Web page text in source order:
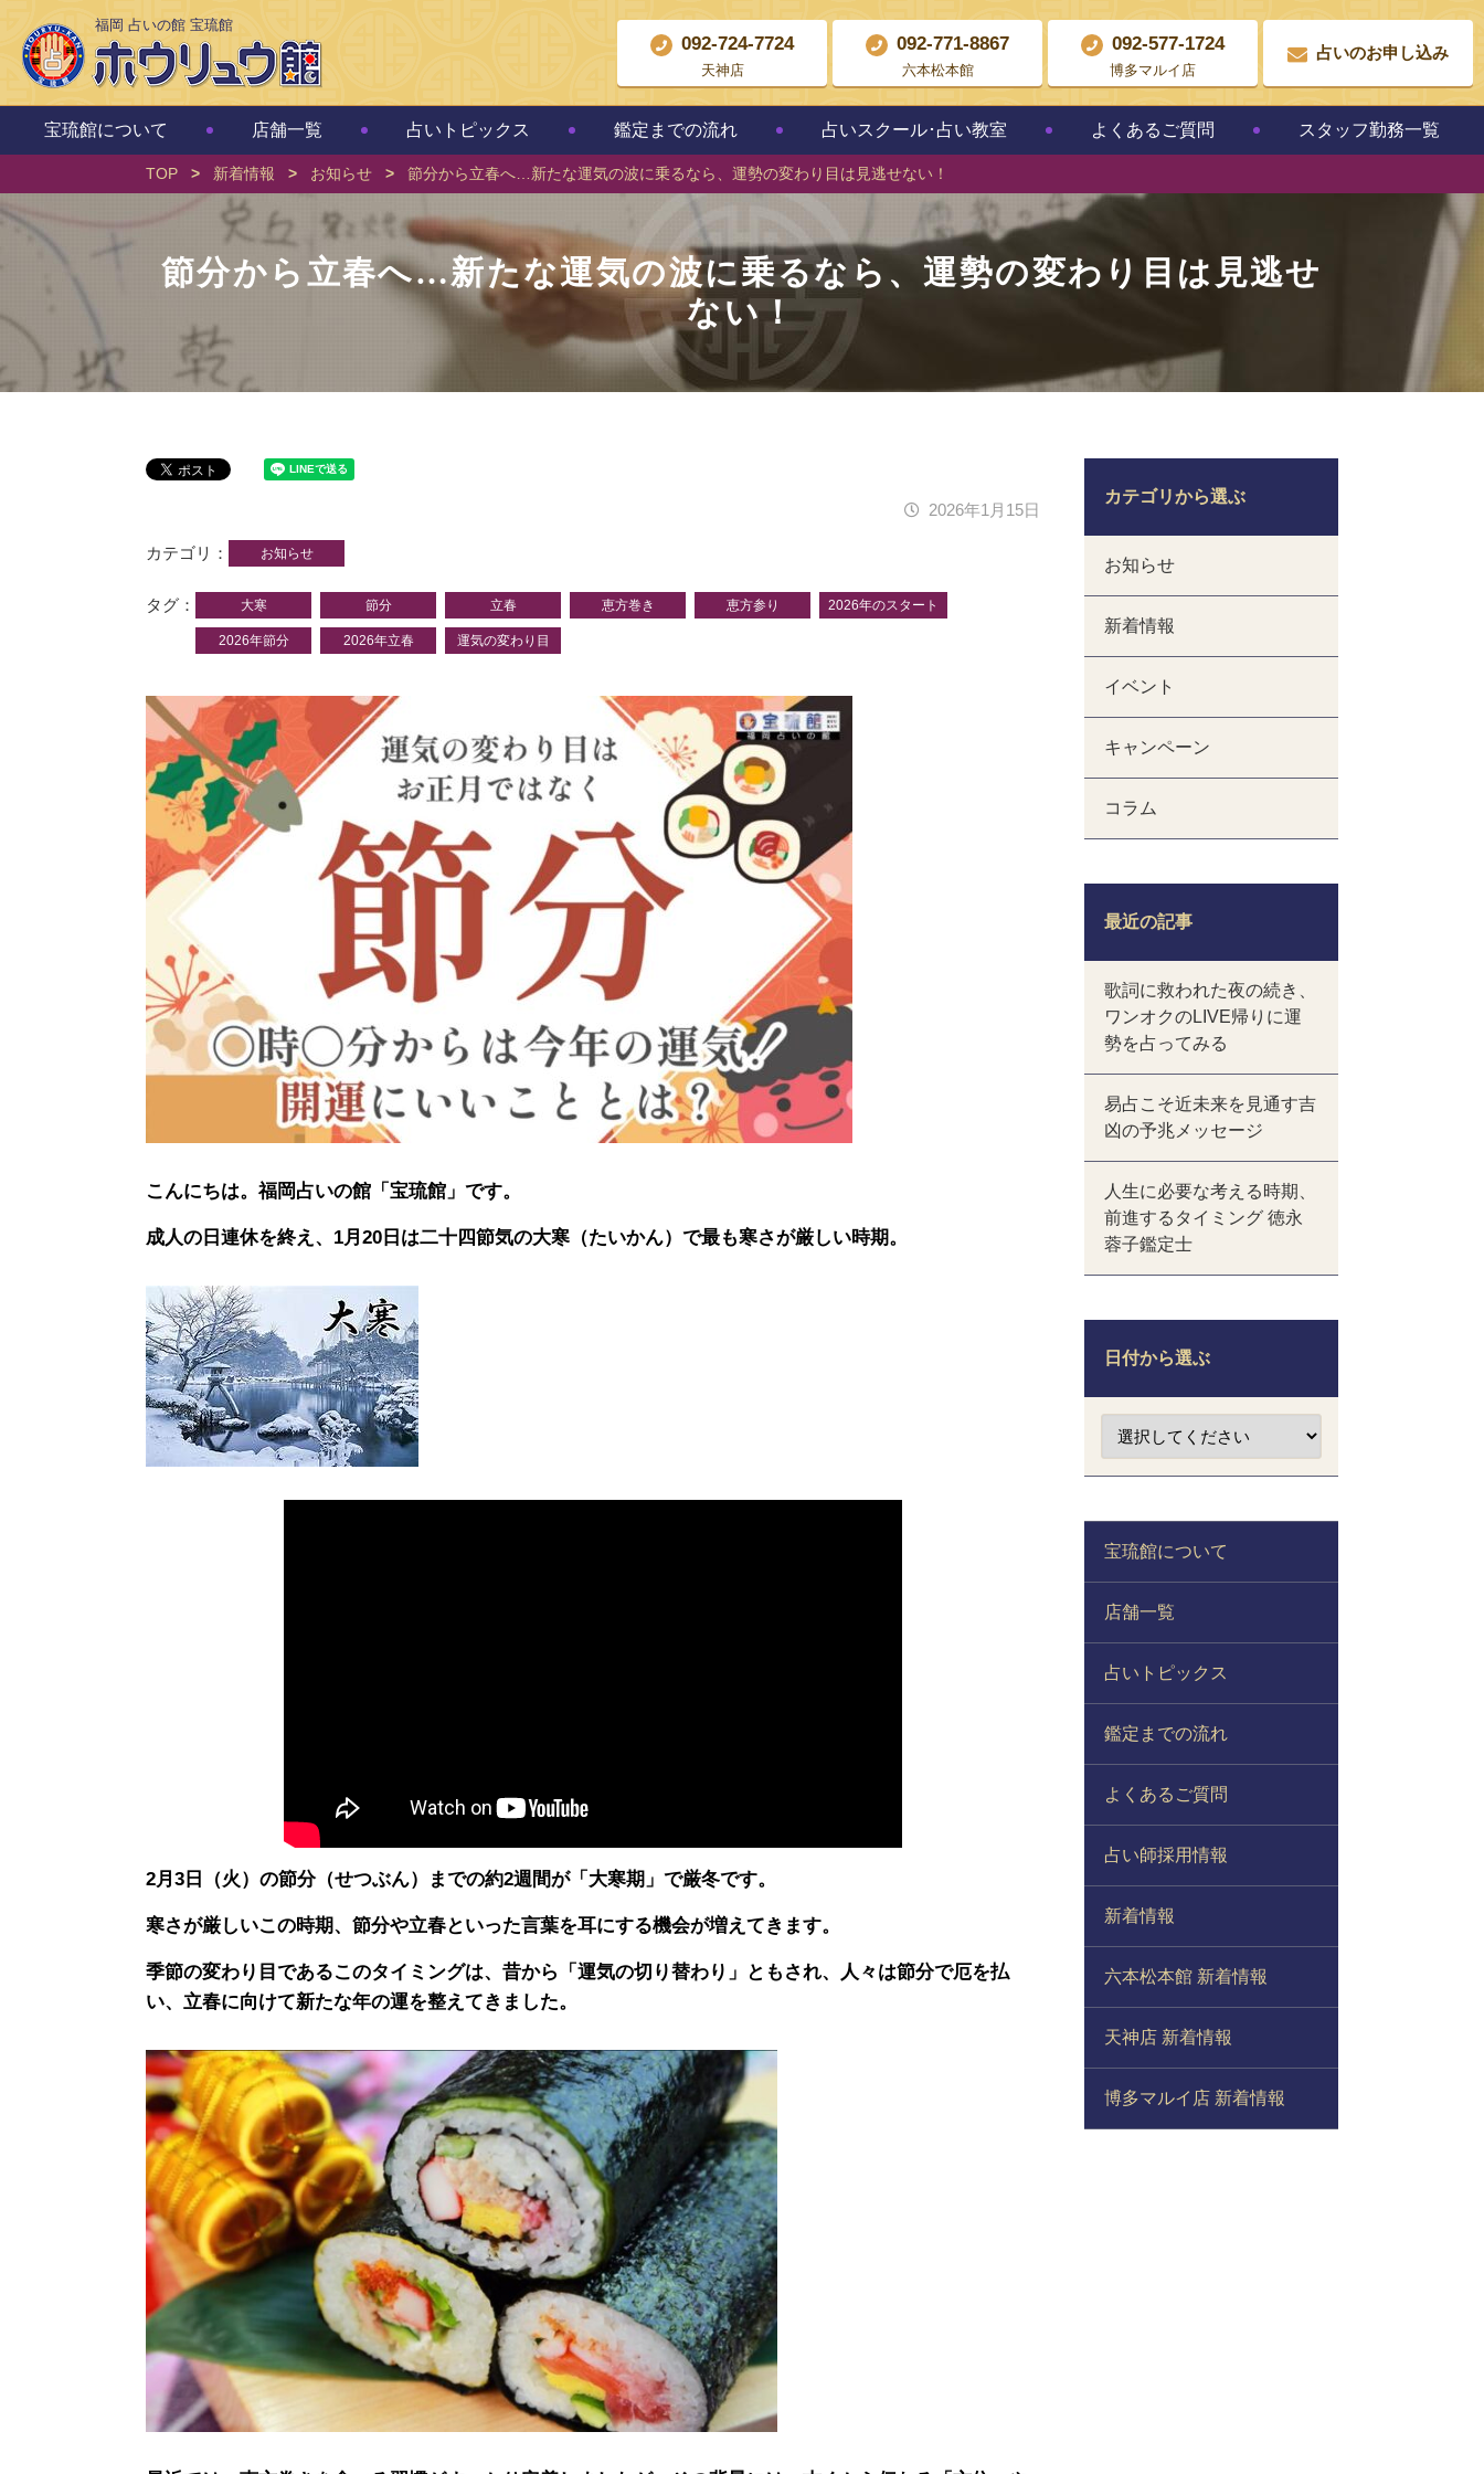
福岡 占いの館 宝琉館
092-724-7724
天神店
092-771-8867
六本松本館
092-577-1724
博多マルイ店
占いのお申し込み
宝琉館について 店舗一覧 占いトピックス 鑑定までの流れ 占いスクール･占い教室 よくあるご質問 スタッフ勤務一覧
TOP > 新着情報 > お知らせ > 節分から立春へ…新たな運気の波に乗るなら、運勢の変わり目は見逃せない！
節分から立春へ…新たな運気の波に乗るなら、運勢の変わり目は見逃せ
ない！
2026年1月15日
カテゴリ お知らせ
タグ 大寒 節分 立春 恵方巻き 恵方参り 2026年のスタート
2026年節分 2026年立春 運気の変わり目
こんにちは。福岡占いの館「宝琉館」です。
成人の日連休を終え、1月20日は二十四節気の大寒（たいかん）で最も寒さが厳しい時期。
2月3日（火）の節分（せつぶん）までの約2週間が「大寒期」で厳冬です。
寒さが厳しいこの時期、節分や立春といった言葉を耳にする機会が増えてきます。
季節の変わり目であるこのタイミングは、昔から「運気の切り替わり」ともされ、人々は節分で厄を払
い、立春に向けて新たな年の運を整えてきました。
カテゴリから選ぶ
お知らせ
新着情報
イベント
キャンペーン
コラム
最近の記事
歌詞に救われた夜の続き、
ワンオクのLIVE帰りに運
勢を占ってみる
易占こそ近未来を見通す吉
凶の予兆メッセージ
人生に必要な考える時期、
前進するタイミング 徳永
蓉子鑑定士
日付から選ぶ
宝琉館について
店舗一覧
占いトピックス
鑑定までの流れ
よくあるご質問
占い師採用情報
新着情報
六本松本館 新着情報
天神店 新着情報
博多マルイ店 新着情報